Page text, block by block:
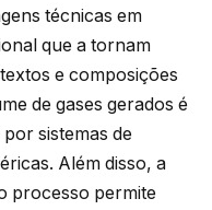
técnicas em
que a tornam
e composições
de gases gerados é
sistemas de
Além disso, a
processo permite